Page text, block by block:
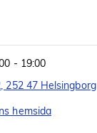
- 19:00
252 47 Helsingborg
hemsida